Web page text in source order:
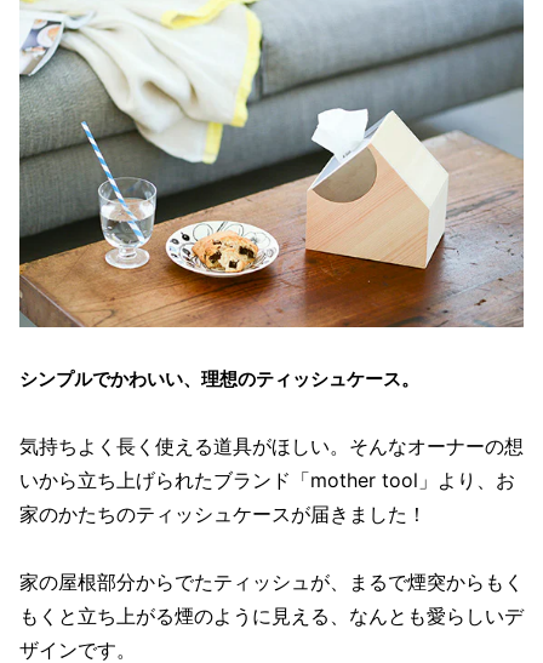
シンプルでかわいい、理想のティッシュケース。
気持ちよく長く使える道具がほしい。そんなオーナーの想
いから立ち上げられたブランド「mother tool」より、お
家のかたちのティッシュケースが届きました！
家の屋根部分からでたティッシュが、まるで煙突からもく
もくと立ち上がる煙のように見える、なんとも愛らしいデ
ザインです。